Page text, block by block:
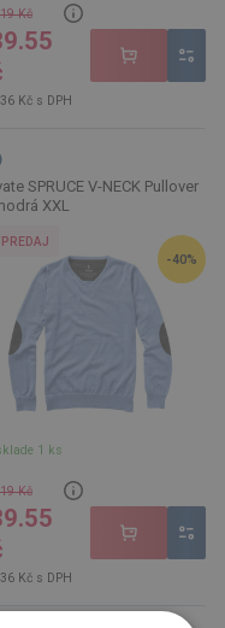
Kč
Kč s DPH
SPRUCE V-NECK Pullover
XXL
-40%
1 ks
Kč
Kč s DPH